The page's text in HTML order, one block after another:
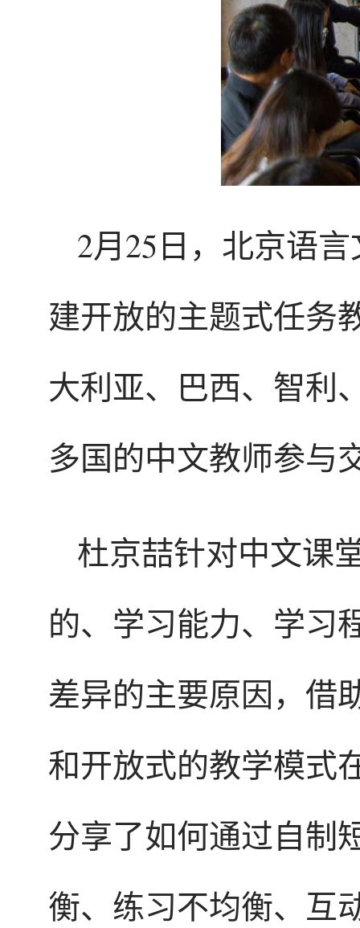
2月25日，北京语
建开放的主题式任务
大利亚、巴西、智利
多国的中文教师参与
杜京喆针对中文课
的、学习能力、学习
差异的主要原因，借
和开放式的教学模式
分享了如何通过自制
衡、练习不均衡、互